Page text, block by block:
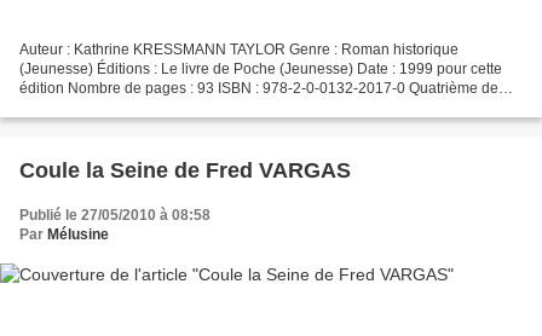
Auteur : Kathrine KRESSMANN TAYLOR Genre : Roman historique
(Jeunesse) Éditions : Le livre de Poche (Jeunesse) Date : 1999 pour cette
édition Nombre de pages : 93 ISBN : 978-2-0-0132-2017-0 Quatrième de
Coule la Seine de Fred VARGAS
Publié le 27/05/2010 à 08:58
Par Mélusine